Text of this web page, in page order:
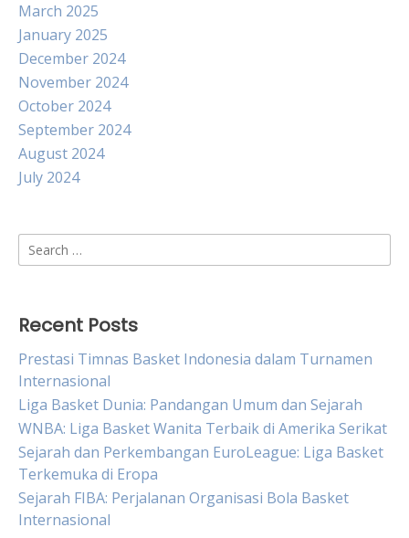
March 2025
January 2025
December 2024
November 2024
October 2024
September 2024
August 2024
July 2024
Search
for:
Recent Posts
Prestasi Timnas Basket Indonesia dalam Turnamen
Internasional
Liga Basket Dunia: Pandangan Umum dan Sejarah
WNBA: Liga Basket Wanita Terbaik di Amerika Serikat
Sejarah dan Perkembangan EuroLeague: Liga Basket
Terkemuka di Eropa
Sejarah FIBA: Perjalanan Organisasi Bola Basket
Internasional